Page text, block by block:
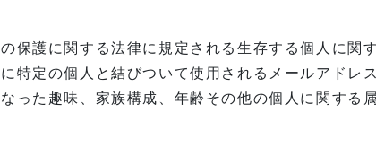
保護に関する法律に規定される生存する個人に関
特定の個人と結びついて使用されるメールアドレ
った趣味、家族構成、年齢その他の個人に関する